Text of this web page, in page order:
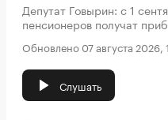
Депутат Говырин: с 1
пенсионеров получат
Обновлено 07 августа 2026,
Слушать